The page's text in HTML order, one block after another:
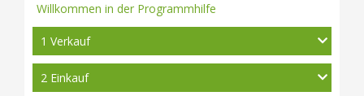
Willkommen in der Programmhilfe
1 Verkauf
2 Einkauf